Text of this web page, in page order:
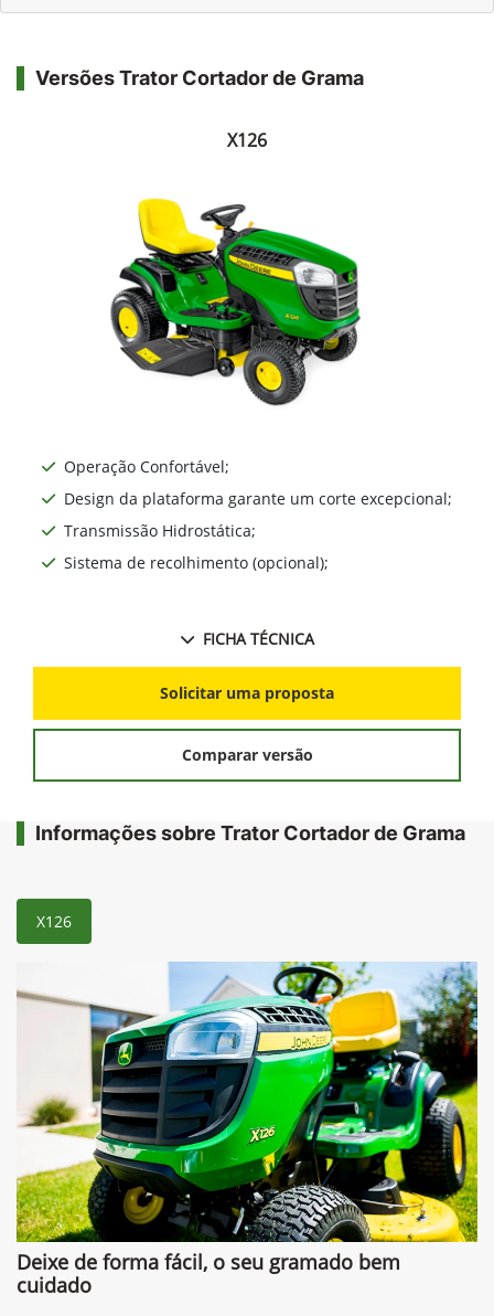
Versões Trator Cortador de Grama
X126
Operação Confortável;
Design da plataforma garante um corte excepcional;
Transmissão Hidrostática;
Sistema de recolhimento (opcional);
FICHA TÉCNICA
Solicitar uma proposta
Comparar versão
Informações sobre Trator Cortador de Grama
X126
Deixe de forma fácil, o seu gramado bem
cuidado